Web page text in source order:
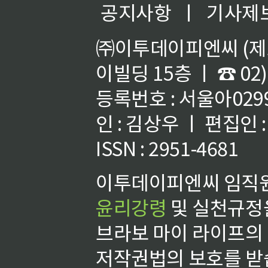
공지사항 ㅣ
기사제
㈜이투데이피엔씨 (
이빌딩 15층 ㅣ ☎
등록번호 : 서울아
인 : 김상우 ㅣ 편집인
ISSN : 2951-4681
이투데이피엔씨 임
윤리강령 및 실천규
브라보 마이 라이프
저작권법의 보호를